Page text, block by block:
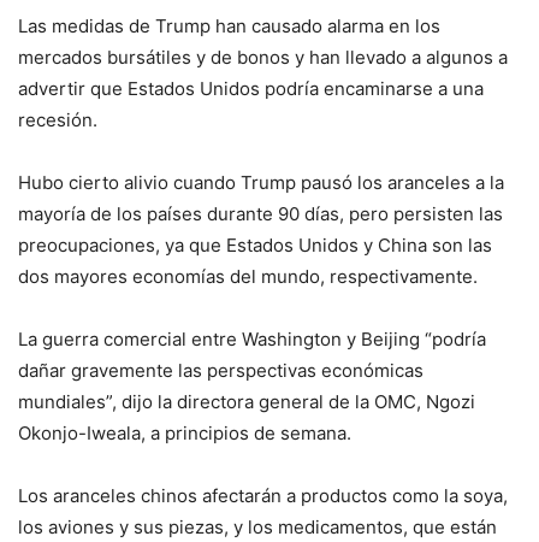
Las medidas de Trump han causado alarma en los
mercados bursátiles y de bonos y han llevado a algunos a
advertir que Estados Unidos podría encaminarse a una
recesión.
Hubo cierto alivio cuando Trump pausó los aranceles a la
mayoría de los países durante 90 días, pero persisten las
preocupaciones, ya que Estados Unidos y China son las
dos mayores economías del mundo, respectivamente.
La guerra comercial entre Washington y Beijing “podría
dañar gravemente las perspectivas económicas
mundiales”, dijo la directora general de la OMC, Ngozi
Okonjo-Iweala, a principios de semana.
Los aranceles chinos afectarán a productos como la soya,
los aviones y sus piezas, y los medicamentos, que están